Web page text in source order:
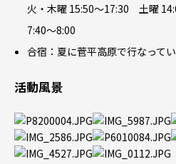
火・木曜 15:50～17:30 土曜
7:40〜8:00
合宿：夏に菅平高原で行なってい
活動風景